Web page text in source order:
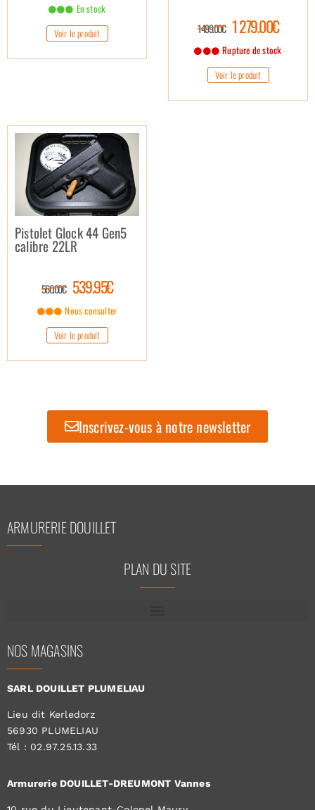
En stock
Voir le produit
1 499.00€ 1 279.00€
Rupture de stock
Voir le produit
Pistolet Glock 44 Gen5
calibre 22LR
560.00€ 539.95€
Nous consulter
Voir le produit
Inscrivez-vous à notre newsletter
ARMURERIE DOUILLET
PLAN DU SITE
NOS MAGASINS
SARL DOUILLET PLUMELIAU
Lieu dit Kerledorz
56930 PLUMELIAU
Tél : 02.97.25.13.33
Armurerie DOUILLET-DREUMONT Vannes